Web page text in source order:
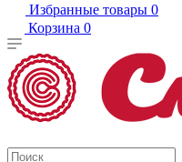
Избранные товары 0
Корзина 0